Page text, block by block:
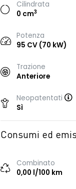
Cilindrata
0 cm3
Potenza
95 CV (70 kW)
Trazione
Anteriore
Neopatentati
Sì
Consumi ed
Combinato
0,00 l/100 km